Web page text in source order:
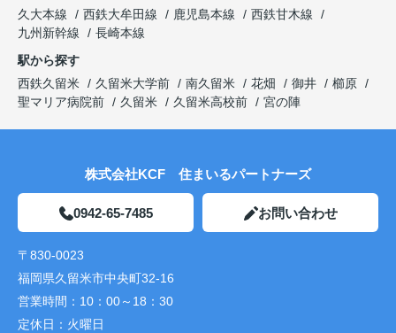
久大本線
西鉄大牟田線 鹿児島本線
西鉄甘木線
九州新幹線
長崎本線
駅から探す
西鉄久留米
久留米大学前 南久留米 花畑 御井
櫛原
聖マリア病院前
久留米 久留米高校前 宮の陣
株式会社KCF 住まいるパートナーズ
0942-65-7485 お問い合わせ
〒830-0023
福岡県久留米市中央町32-16
営業時間： 10：00～18：30
定休日： 火曜日